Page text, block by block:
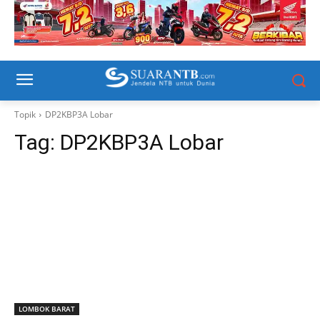
Topik DP2KBP3A Lobar
Tag: DP2KBP3A Lobar
LOMBOK BARAT